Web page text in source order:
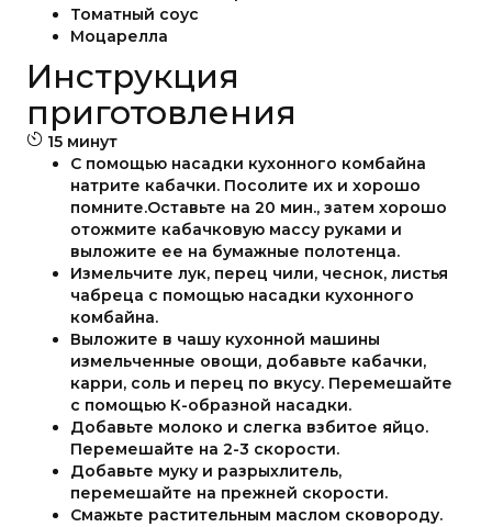
Томатный соус
Моцарелла
Инструкция
приготовления
15 минут
С помощью насадки кухонного комбайна
натрите кабачки. Посолите их и хорошо
помните.Оставьте на 20 мин., затем хорошо
отожмите кабачковую массу руками и
выложите ее на бумажные полотенца.
Измельчите лук, перец чили, чеснок, листья
чабреца с помощью насадки кухонного
комбайна.
Выложите в чашу кухонной машины
измельченные овощи, добавьте кабачки,
карри, соль и перец по вкусу. Перемешайте
с помощью К-образной насадки.
Добавьте молоко и слегка взбитое яйцо.
Перемешайте на 2-3 скорости.
Добавьте муку и разрыхлитель,
перемешайте на прежней скорости.
Смажьте растительным маслом сковороду.